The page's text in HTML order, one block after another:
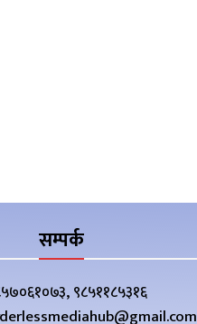
सम्पर्क
९८५११८५३१६